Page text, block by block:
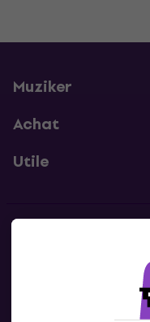
Muziker
Achat
Utile